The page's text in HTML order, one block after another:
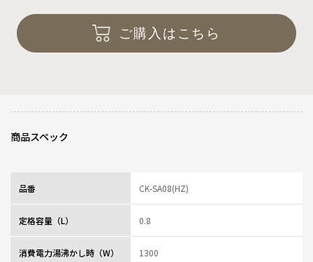
ご購入はこちら
商品スペック
品番 CK-SA08(HZ)
定格容量（L） 0.8
消費電力湯沸かし時（W） 1300